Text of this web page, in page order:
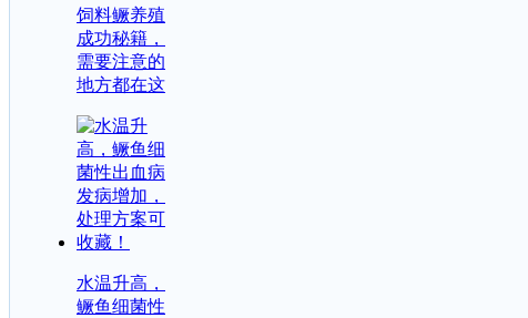
饲料鳜养殖
成功秘籍，
需要注意的
地方都在这
水温升高，
鳜鱼细菌性